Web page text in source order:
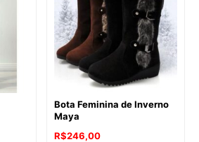
Bota Feminina de Inverno
Maya
R$246,00